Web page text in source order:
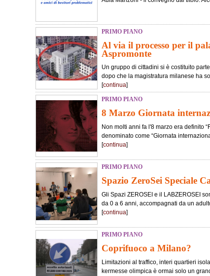
PRIMO PIANO
Al via il processo per il
Aspromonte
Un gruppo di cittadini si è costituito
dopo che la magistratura milanese ha
[continua]
PRIMO PIANO
8 Marzo Giornata
Non molti anni fa l'8 marzo era definito
denominato come “Giornata
[continua]
PRIMO PIANO
Spazio ZeroSei Speciale
Gli Spazi ZEROSEI e il LABZEROSEI
da 0 a 6 anni, accompagnati da un
[continua]
PRIMO PIANO
Coprifuoco a Milano?
Limitazioni al traffico, interi quartieri
kermesse olimpica è ormai solo un